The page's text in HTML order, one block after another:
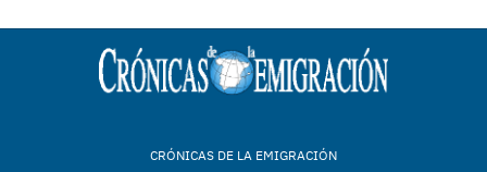
CRÓNICAS DE LA EMIGRACIÓN